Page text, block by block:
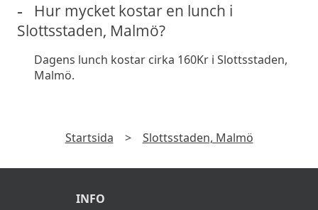
Hur mycket kostar en lunch i
Slottsstaden, Malmö?
Dagens lunch kostar cirka 160Kr i Slottsstaden,
Malmö.
Startsida > Slottsstaden, Malmö
INFO